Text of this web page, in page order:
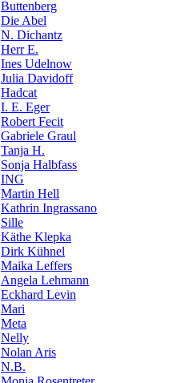
Buttenberg
Die Abel
N. Dichantz
Herr E.
Ines Udelnow
Julia Davidoff
Hadcat
I. E. Eger
Robert Fecit
Gabriele Graul
Tanja H.
Sonja Halbfass
ING
Martin Hell
Kathrin Ingrassano
Sille
Käthe Klepka
Dirk Kühnel
Maika Leffers
Angela Lehmann
Eckhard Levin
Mari
Meta
Nelly
Nolan Aris
N.B.